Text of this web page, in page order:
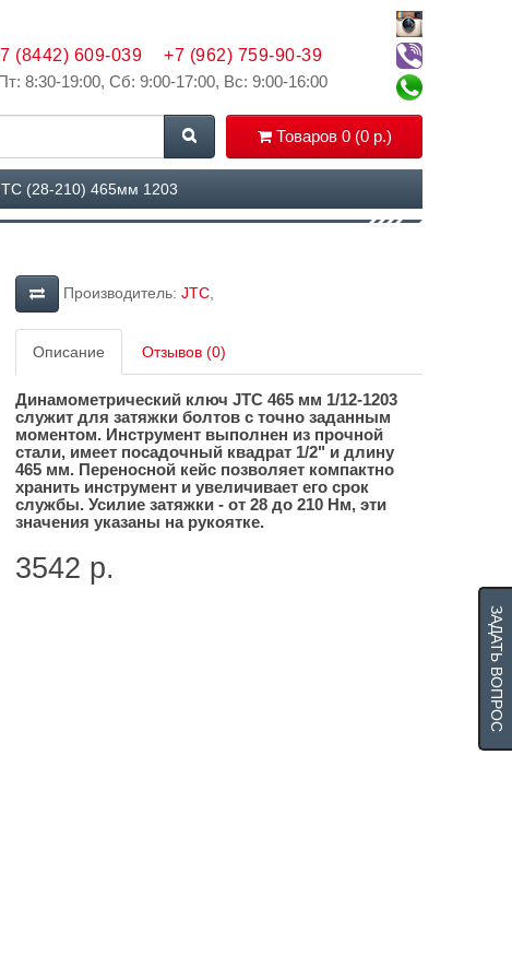
8:30-19:00, Сб: 9:00-17:00, Вс: 9:00-16:00
Товаров 0 (0 р.)
(8442) 609-039 +7 (962) 759-90-39
(28-210) 465мм 1203
Производитель: JTC,
Описание Отзывов (0)
Динамометрический ключ JTC 465 мм 1/12-1203
служит для затяжки болтов с точно заданным
моментом. Инструмент выполнен из прочной
стали, имеет посадочный квадрат 1/2" и длину
465 мм. Переносной кейс позволяет компактно
хранить инструмент и увеличивает его срок
службы. Усилие затяжки - от 28 до 210 Нм, эти
значения указаны на рукоятке.
3542 р.
ЗАДАТЬ ВОПРОС